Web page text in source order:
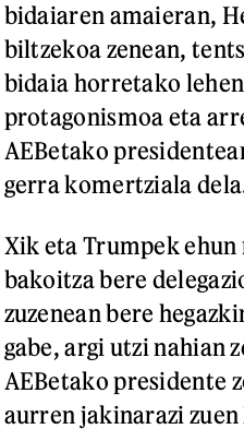
bidaiaren amaieran,
biltzekoa zenean,
bidaia horretako
protagonismoa eta
AEBetako
gerra komertziala
Xik eta Trumpek
bakoitza bere
zuzenean bere
gabe, argi utzi nahian
AEBetako presidente
aurren jakinarazi